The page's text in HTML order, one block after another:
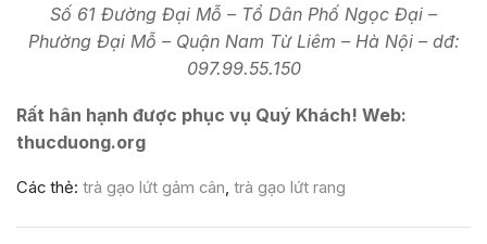
Số 61 Đường Đại Mỗ – Tổ Dân Phố Ngọc Đại –
Phường Đại Mỗ – Quận Nam Từ Liêm – Hà Nội – dđ:
097.99.55.150
Rất hân hạnh được phục vụ Quý Khách! Web:
thucduong.org
Các thẻ: trà gạo lứt gảm cân, trà gạo lứt rang